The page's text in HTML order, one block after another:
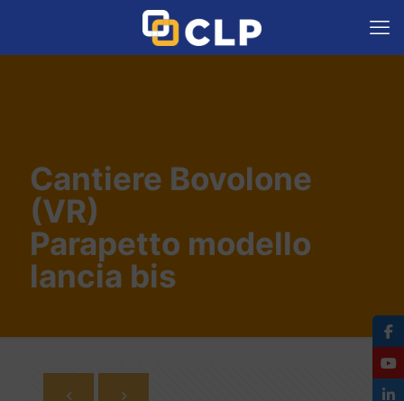
Cantiere Bovolone
(VR)
Parapetto modello
lancia bis